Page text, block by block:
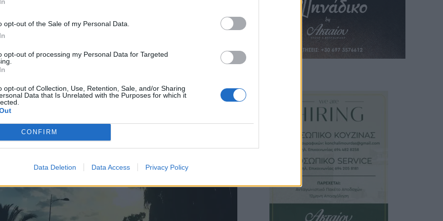
opt-out of the Sale of my Personal Data.
opt-out of processing my Personal Data for Targeted
opt-out of Collection, Use, Retention, Sale, and/or Sharing
Data that Is Unrelated with the Purposes for which it
CONFIRM
Data Deletion Data Access Privacy Policy